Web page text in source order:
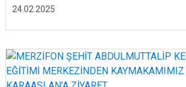
24.02.2025